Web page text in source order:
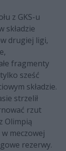
z GKS-u
składzie
drugiej ligi,
fragmenty
sześć
składzie.
strzelił
rzut
Olimpią
meczowej
rezerwy.